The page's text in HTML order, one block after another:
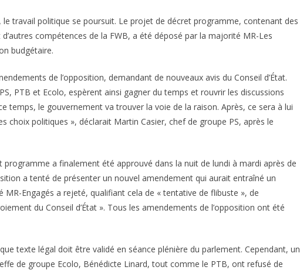
travail politique se poursuit. Le projet de décret programme, contenant des
compétences de la FWB, a été déposé par la majorité MR-Les
budgétaire.
de l’opposition, demandant de nouveaux avis du Conseil d’État.
PTB et Ecolo, espèrent ainsi gagner du temps et rouvrir les discussions
ce temps, le gouvernement va trouver la voie de la raison. Après, ce sera à lui
choix politiques », déclarait Martin Casier, chef de groupe PS, après le
programme a finalement été approuvé dans la nuit de lundi à mardi après de
a tenté de présenter un nouvel amendement qui aurait entraîné un
Engagés a rejeté, qualifiant cela de « tentative de flibuste », de
du Conseil d’État ». Tous les amendements de l’opposition ont été
texte légal doit être validé en séance plénière du parlement. Cependant, un
de groupe Ecolo, Bénédicte Linard, tout comme le PTB, ont refusé de